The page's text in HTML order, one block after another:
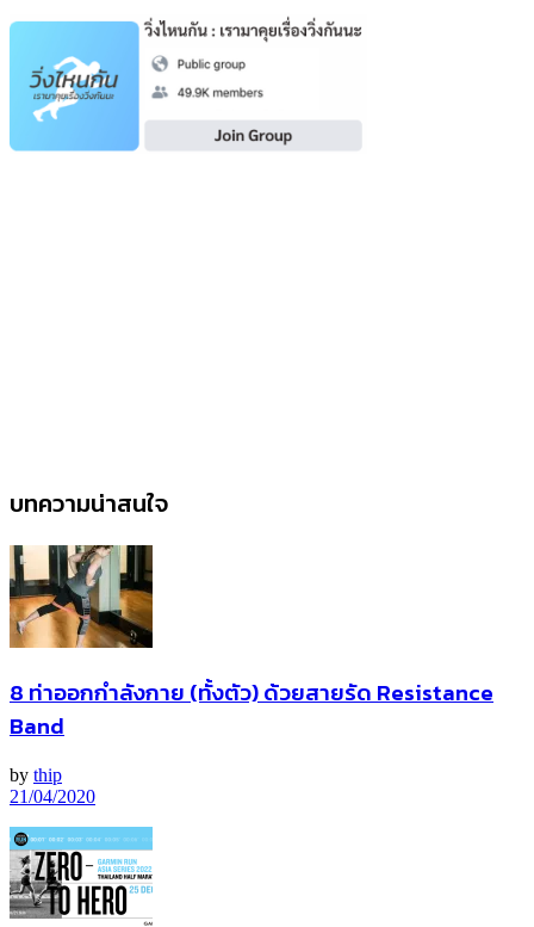
บทความน่าสนใจ
8 ท่าออกกำลังกาย (ทั้งตัว) ด้วยสายรัด Resistance
Band
by thip
21/04/2020